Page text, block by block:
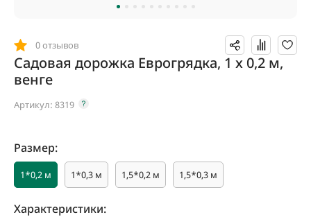
0 отзывов
Садовая дорожка Еврогрядка, 1 x 0,2 м,
венге
Артикул: 8319
Размер:
1*0,2 м 1*0,3 м 1,5*0,2 м 1,5*0,3 м
Характеристики: